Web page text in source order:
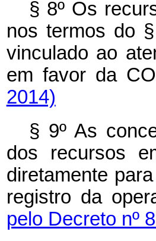
§ 8º Os
nos termos do
vinculado ao
em favor da
2014)
§ 9º As
dos recursos
diretamente
registro da
pelo Decreto nº